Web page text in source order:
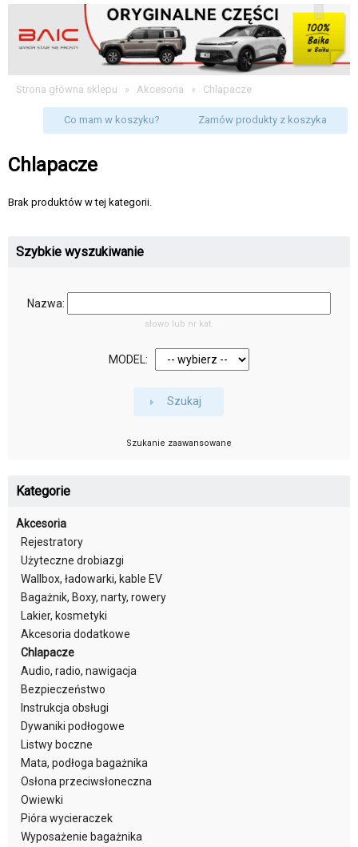
Strona główna sklepu » Akcesoria » Chlapacze
Co mam w koszyku? Zamów produkty z koszyka
Chlapacze
Brak produktów w tej kategorii.
Szybkie wyszukiwanie
Nazwa:
słowo lub nr kat.
MODEL:
Szukaj
Szukanie zaawansowane
Kategorie
Akcesoria
Rejestratory
Użyteczne drobiazgi
Wallbox, ładowarki, kable EV
Bagażnik, Boxy, narty, rowery
Lakier, kosmetyki
Akcesoria dodatkowe
Chlapacze
Audio, radio, nawigacja
Bezpieczeństwo
Instrukcja obsługi
Dywaniki podłogowe
Listwy boczne
Mata, podłoga bagażnika
Osłona przeciwsłoneczna
Owiewki
Pióra wycieraczek
Wyposażenie bagażnika